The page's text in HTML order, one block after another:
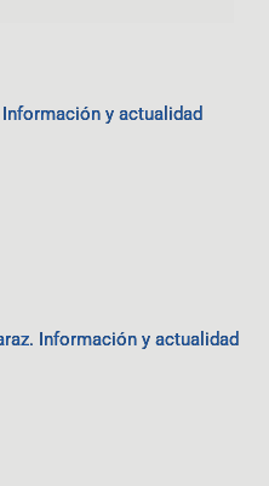
y actualidad
Información y actualidad